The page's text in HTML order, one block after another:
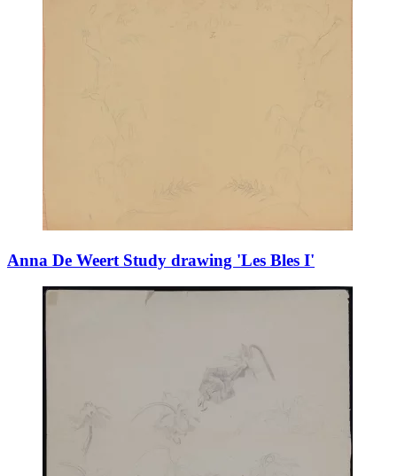
Anna De Weert Study drawing 'Les Bles I'